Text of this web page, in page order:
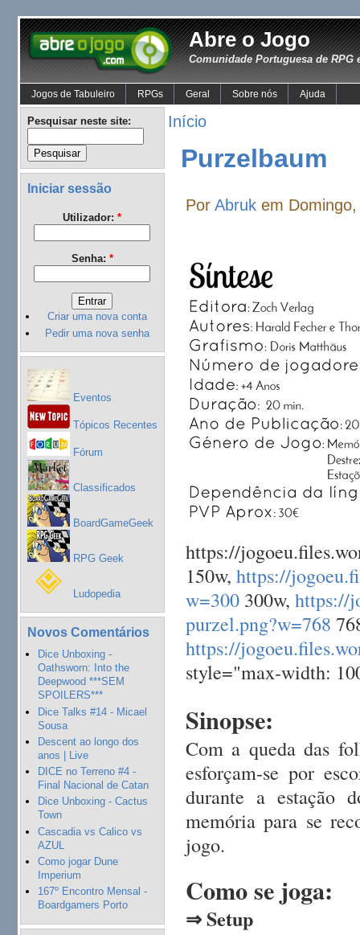
Abre o Jogo
Comunidade Portuguesa de RPG
Jogos de Tabuleiro RPGs Geral Sobre nós Ajuda
Pesquisar neste site:
Iniciar sessão
Utilizador: *
Senha: *
Criar uma nova conta
Pedir uma nova senha
Eventos
Tópicos Recentes
Fórum
Classificados
BoardGameGeek
RPG Geek
Ludopedia
Novos Comentários
Dice Unboxing -
Oathsworn: Into the
Deepwood ***SEM
SPOILERS***
Dice Talks #14 - Micael
Sousa
Descent ao longo dos
anos | Live
DICE no Terreno #4 -
Final Nacional de Catan
Dice Unboxing - Cactus
Town
Cascadia vs Calico vs
AZUL
Como jogar Dune
Imperium
167º Encontro Mensal -
Boardgamers Porto
Início
Purzelbaum
PorAbruk em
https://
150w,https://
w=300 300w,https://
purzel.png?w=768
https://
style="max-width:
Sinopse:
Com a queda das
esforçam-se por
durante a estação
memória para se
jogo.
Como se joga:
⇒ Setup